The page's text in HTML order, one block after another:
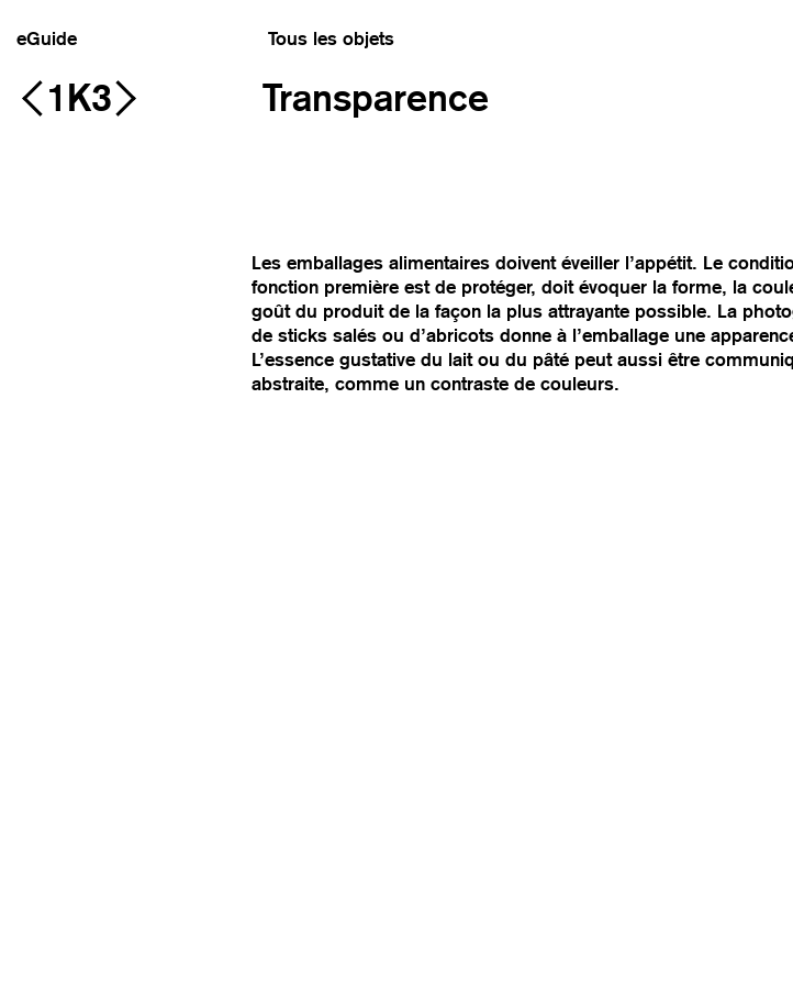
eGuide Tous les objets
1K3 Transparence
Les emballages alimentaires doivent éveiller l’appétit. Le
fonction première est de protéger, doit évoquer la forme, la
goût du produit de la façon la plus attrayante possible. La
de sticks salés ou d’abricots donne à l’emballage une
L’essence gustative du lait ou du pâté peut aussi être
abstraite, comme un contraste de couleurs.